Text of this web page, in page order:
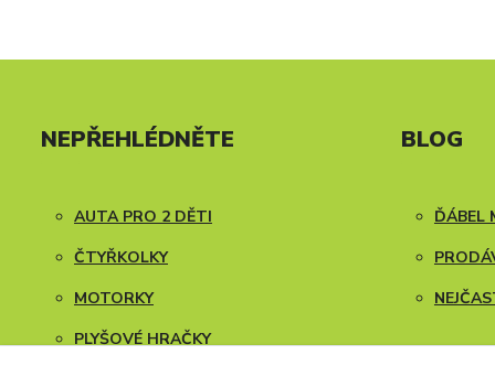
NEPŘEHLÉDNĚTE
AUTA PRO 2 DĚTI
ČTYŘKOLKY
MOTORKY
PLYŠOVÉ HRAČKY
BLOG
ĎÁBEL